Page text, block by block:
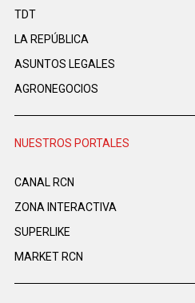
TDT
LA REPÚBLICA
ASUNTOS LEGALES
AGRONEGOCIOS
NUESTROS PORTALES
CANAL RCN
ZONA INTERACTIVA
SUPERLIKE
MARKET RCN